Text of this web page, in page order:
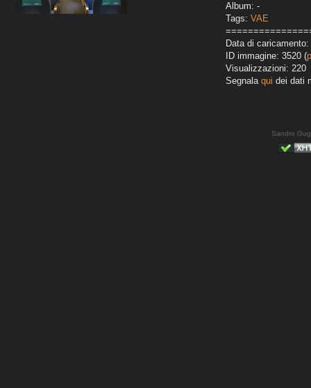
Album: -
Tags: VAE
Data di
ID immagine: 3520 (
Visualizzazioni: 220
Segnala qui dei dati
Sandro